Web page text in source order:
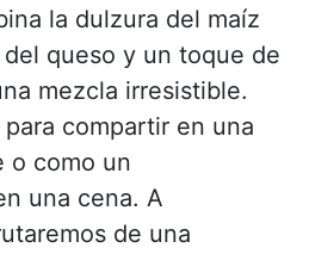
la dulzura del maíz
queso y un toque de
mezcla irresistible.
compartir en una
o como un
una cena. A
de una